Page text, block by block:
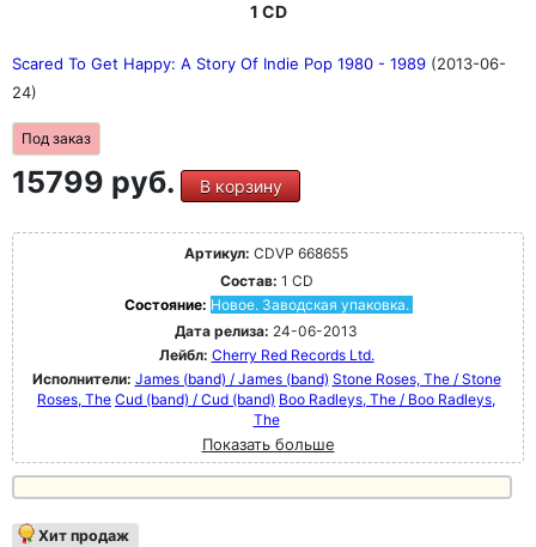
1 CD
Scared To Get Happy: A Story Of Indie Pop 1980 - 1989 (2013-06-
24)
Под заказ
15799 руб. В корзину
Артикул: CDVP 668655
Состав: 1 CD
Состояние: Новое. Заводская упаковка.
Дата релиза: 24-06-2013
Лейбл: Cherry Red Records Ltd.
Исполнители: James (band) / James (band) Stone Roses, The / Stone
Roses, The Cud (band) / Cud (band) Boo Radleys, The / Boo Radleys,
The
Показать больше
Хит продаж